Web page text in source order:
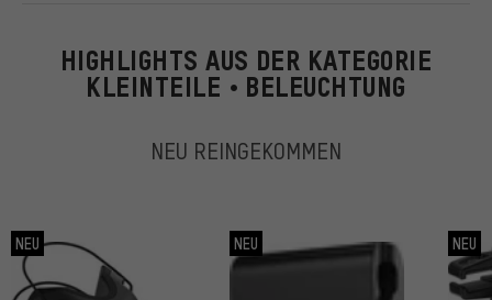
HIGHLIGHTS AUS DER KATEGORIE
KLEINTEILE • BELEUCHTUNG
NEU REINGEKOMMEN
NEU NEU NEU